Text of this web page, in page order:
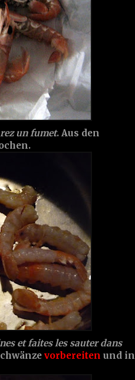
un fumet. Aus den
et faites les sauter dans
vorbereiten und in